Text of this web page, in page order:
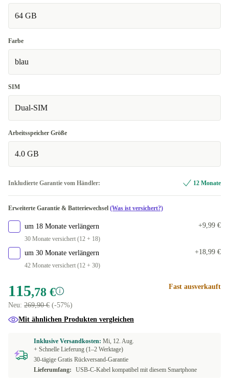
Exzellent
64 GB
Farbe
blau
SIM
Dual-SIM
Arbeitsspeicher Größe
4.0 GB
Inkludierte Garantie vom Händler: 12 Monate
Erweiterte Garantie & Batteriewechsel (Was ist versichert?)
um 18 Monate verlängern
30 Monate versichert (12 + 18)
+9,99 €
um 30 Monate verlängern
42 Monate versichert (12 + 30)
+18,99 €
115,78 €
Neu: 269,90 € (-57%)
Fast ausverkauft
Mit ähnlichen Produkten vergleichen
Inklusive Versandkosten: Mi, 12. Aug.
+ Schnelle Lieferung (1–2 Werktage)
30-tägige Gratis Rückversand-Garantie
Lieferumfang:
USB-C-Kabel kompatibel mit diesem Smartphone